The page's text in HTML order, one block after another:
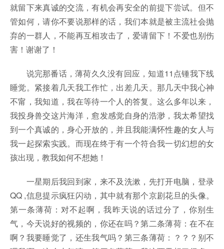
就留下来真诚的交流，有机会再安全的前提下尝试。但不
管如何，请你不要说那样的话，我们本就是被主流社会抛
弃的一群人，不能再互相攻击了，爱请留下！不爱也别伤
害！谢谢了！
说完那番话，薄荷久久没有回应，知道11点锺我下线
睡觉。紧接着几天我工作忙，出差几天。那几天中我心神
不甯，我知道，我在等待一个人的答复。这么多年以来，
我投身兽交这片海洋，愈发感觉自身的浩渺，我太希望找
到一个真诚的，身心开放的，并且我能满怀性趣的女人与
我一起探索实践。而现在终于有一个符合我一切幻想的女
孩出现，教我如何不想她！
一星期后我回到家，来不及洗漱，先打开电脑，登录
QQ ,信息提示疯狂闪动，其中就有那个京剧花旦的头像。
第一条薄荷：对不起啊，我昨天说的话过分了，你别生
气，今天说好的视频的，你还在吗？第二条薄荷：在不在
啊？我要睡觉了，还生我气吗？第三条薄荷：？？？别不